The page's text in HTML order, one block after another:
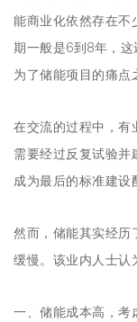
能商业化依然存在不
期一般是6到8年，
为了储能项目的痛点
在交流的过程中，有
需要经过反复试验
成为最后的标准建设
然而，储能其实经历
缓慢。该业内人士认
一、储能成本高，考